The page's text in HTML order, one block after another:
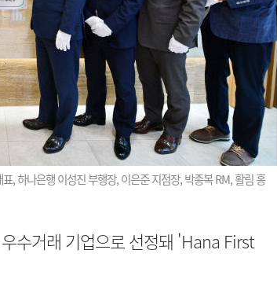
, 하나은행 이성진 부행장, 이은준 지점장, 박종복 RM, 활림 홍
수거래 기업으로 선정돼 'Hana First